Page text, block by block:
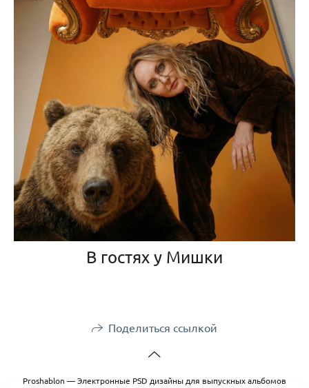
В гостях у Мишки
Поделиться ссылкой
Proshablon — Электронные PSD дизайны для выпускных альбомов